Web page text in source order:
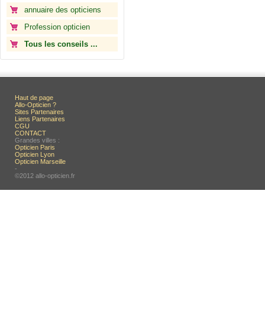
annuaire des opticiens
Profession opticien
Tous les conseils ...
Haut de page
Allo-Opticien ?
Sites Partenaires
Liens Partenaires
CGU
CONTACT
Grandes villes :
Opticien Paris
Opticien Lyon
Opticien Marseille
-
©2012 allo-opticien.fr